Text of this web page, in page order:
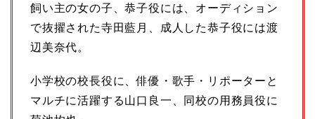
飼い主の女の子、恭子役には、オーディション
で抜擢された寺田藍月、成人した恭子役には渡
辺美奈代。
小学校の校長役に、俳優・歌手・リポーターと
マルチに活躍する山口良一、同校の用務員役に